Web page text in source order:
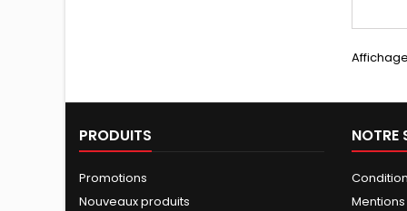
PRODUITS
Promotions
Nouveaux produits
NOTRE